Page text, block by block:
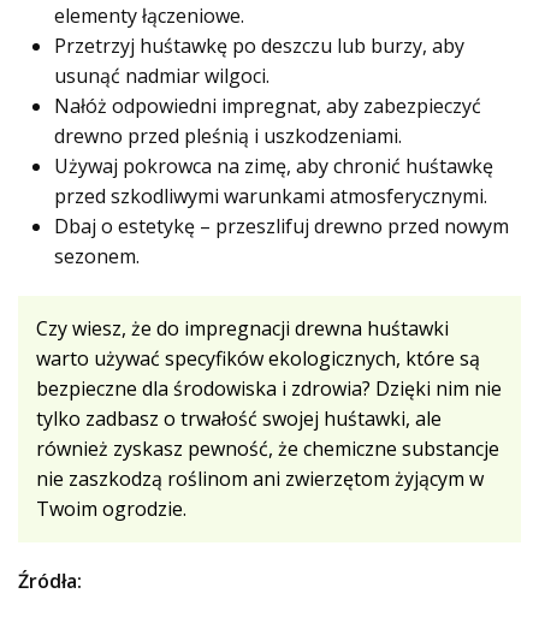
elementy łączeniowe.
Przetrzyj huśtawkę po deszczu lub burzy, aby
usunąć nadmiar wilgoci.
Nałóż odpowiedni impregnat, aby zabezpieczyć
drewno przed pleśnią i uszkodzeniami.
Używaj pokrowca na zimę, aby chronić huśtawkę
przed szkodliwymi warunkami atmosferycznymi.
Dbaj o estetykę – przeszlifuj drewno przed nowym
sezonem.
Czy wiesz, że do impregnacji drewna huśtawki
warto używać specyfików ekologicznych, które są
bezpieczne dla środowiska i zdrowia? Dzięki nim nie
tylko zadbasz o trwałość swojej huśtawki, ale
również zyskasz pewność, że chemiczne substancje
nie zaszkodzą roślinom ani zwierzętom żyjącym w
Twoim ogrodzie.
Źródła: